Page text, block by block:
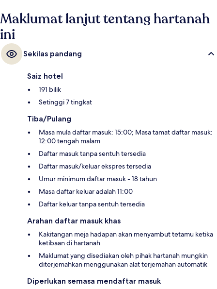
dan Stesen Bawah Tanah Manor House ialah 15 minit.
Maklumat lanjut tentang hartanah
ini
Sekilas pandang
Saiz hotel
191 bilik
Setinggi 7 tingkat
Tiba/Pulang
Masa mula daftar masuk: 15:00; Masa tamat daftar masuk:
12:00 tengah malam
Daftar masuk tanpa sentuh tersedia
Daftar masuk/keluar ekspres tersedia
Umur minimum daftar masuk - 18 tahun
Masa daftar keluar adalah 11:00
Daftar keluar tanpa sentuh tersedia
Arahan daftar masuk khas
Kakitangan meja hadapan akan menyambut tetamu ketika
ketibaan di hartanah
Maklumat yang disediakan oleh pihak hartanah mungkin
diterjemahkan menggunakan alat terjemahan automatik
Diperlukan semasa mendaftar masuk